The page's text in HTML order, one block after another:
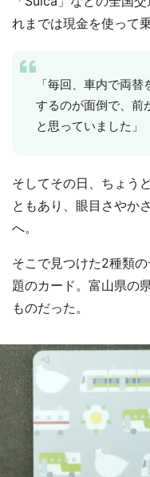
れまでは現金を使って
「毎回、車内で両
するのが面倒で、前
と思っていました」
そしてその日、ちょう
ともあり、眼目さやか
へ。
そこで見つけた2種類
題のカード。富山県の
ものだった。